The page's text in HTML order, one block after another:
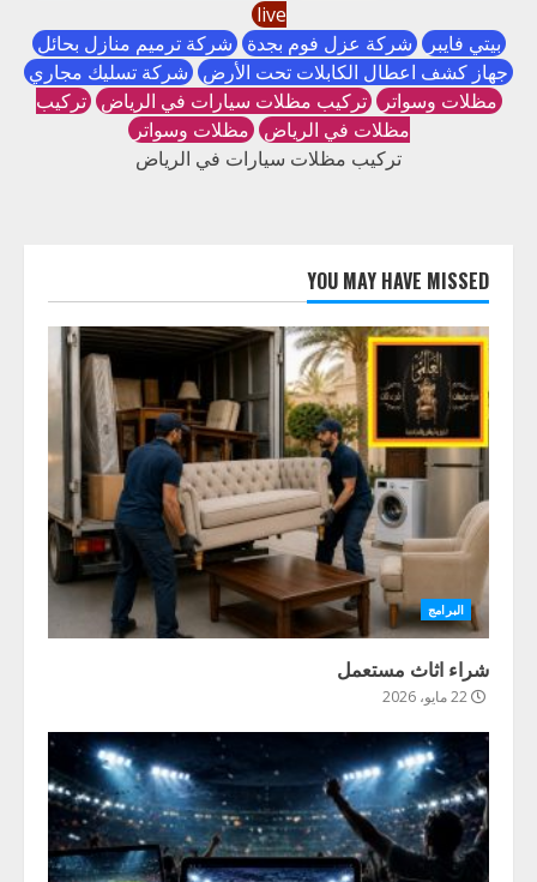
live
بيتي فايبر شركة عزل فوم بجدة شركة ترميم منازل بحائل
جهاز كشف اعطال الكابلات تحت الأرضشركة تسليك مجاري
مظلات وسواتر تركيب مظلات سيارات في الرياض تركيب
مظلات في الرياض مظلات وسواتر
تركيب مظلات سيارات في الرياض
YOU MAY HAVE MISSED
البرامج
شراء اثاث مستعمل